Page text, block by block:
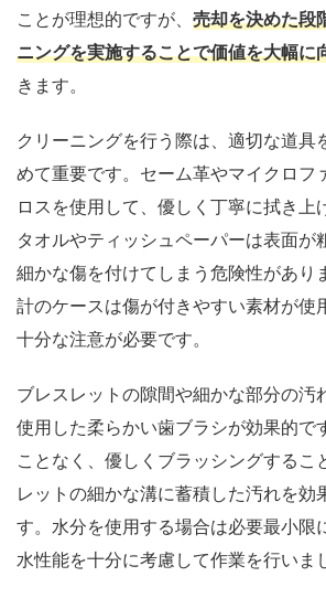
ことが理想的ですが、 売却を決めた段
ニングを実施することで価値を大幅に
きます。
クリーニングを行う際は、適切な道具
めて重要です。セーム革やマイクロフ
ロスを使用して、優しく丁寧に拭き上
タオルやティッシュペーパーは表面が
細かな傷を付けてしまう危険性があり
計のケースは傷が付きやすい素材が使
十分な注意が必要です。
ブレスレットの隙間や細かな部分の汚
使用した柔らかい歯ブラシが効果的で
ことなく、優しくブラッシングするこ
レットの細かな溝に蓄積した汚れを効
す。水分を使用する場合は必要最小限
水性能を十分に考慮して作業を行いま